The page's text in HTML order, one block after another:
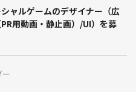
ャルゲームのデザイナー（広
用動画・静止画）/UI）を募